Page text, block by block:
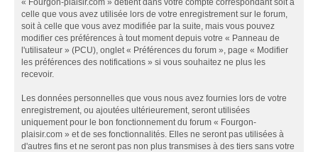
« Fourgon-plaisir.com » détient dans votre compte correspondant soit à
celle que vous avez utilisée lors de votre enregistrement sur le forum,
soit à celle que vous avez modifiée par la suite, mais vous pouvez
modifier ces préférences à tout moment depuis votre « Panneau de
l'utilisateur » (PCU), onglet « Préférences du forum », page « Modifier
les préférences des notifications » si vous souhaitez ne plus les
recevoir.
Les données personnelles que vous nous avez fournies lors de votre
enregistrement, ou ajoutées ultérieurement, seront utilisées
uniquement pour le bon fonctionnement du forum « Fourgon-
plaisir.com » et de ses fonctionnalités. Elles ne seront pas utilisées à
d'autres fins et ne seront pas non plus transmises à des tiers sans votre